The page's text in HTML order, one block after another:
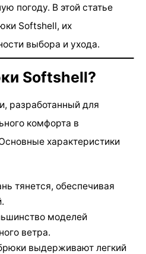
погоду. В этой статье
Softshell, их
выбора и ухода.
Softshell?
разработанный для
комфорта в
характеристики
тянется, обеспечивая
моделей
ветра.
выдерживают легкий